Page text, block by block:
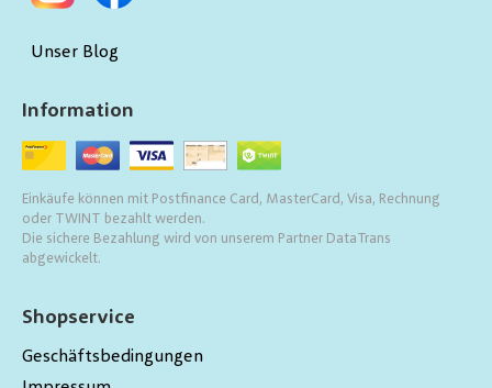
Shopservice
Geschäftsbedingungen
Information
Einkäufe können mit Postfinance Card, MasterCard, Visa, Rechnung
oder TWINT bezahlt werden.
Die sichere Bezahlung wird von unserem Partner DataTrans
abgewickelt.
Unser Blog